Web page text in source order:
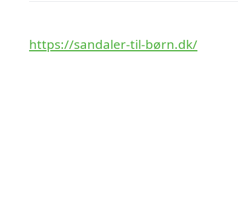
https://sandaler-til-børn.dk/